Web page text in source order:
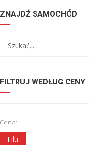
ZNAJDŹ SAMOCHÓD
FILTRUJ WEDŁUG CENY
Cena:
Filtr